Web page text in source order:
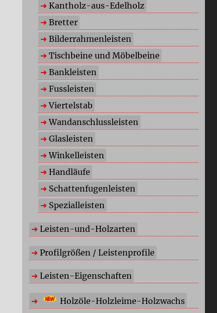
Kantholz-aus-Edelholz
Bretter
Bilderrahmenleisten
Tischbeine und Möbelbeine
Bankleisten
Fussleisten
Viertelstab
Wandanschlussleisten
Glasleisten
Winkelleisten
Handläufe
Schattenfugenleisten
Spezialleisten
Leisten-und-Holzarten
Profilgrößen / Leistenprofile
Leisten-Eigenschaften
Holzöle-Holzleime-Holzwachs